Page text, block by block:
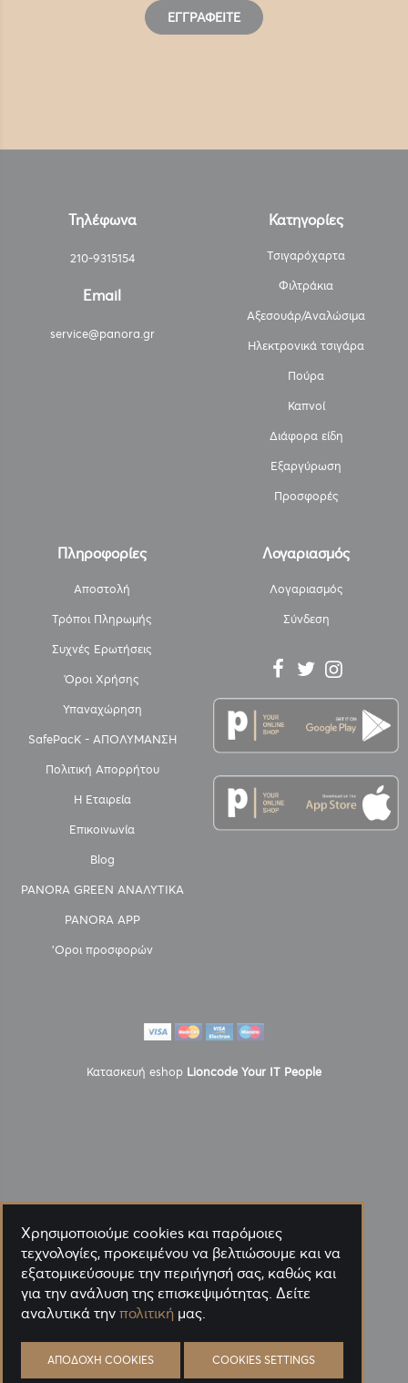
ΕΓΓΡΑΦΕΊΤΕ
Τηλέφωνα
210-9315154
Email
service@panora.gr
Κατηγορίες
Τσιγαρόχαρτα
Φιλτράκια
Αξεσουάρ/Αναλώσιμα
Ηλεκτρονικά τσιγάρα
Πούρα
Καπνοί
Διάφορα είδη
Εξαργύρωση
Προσφορές
Πληροφορίες
Αποστολή
Τρόποι Πληρωμής
Συχνές Ερωτήσεις
Όροι Χρήσης
Υπαναχώρηση
SafePacK - ΑΠΟΛΥΜΑΝΣΗ
Πολιτική Απορρήτου
Η Εταιρεία
Επικοινωνία
Blog
PANORA GREEN ΑΝΑΛΥΤΙΚΑ
PANORA APP
'Οροι προσφορών
Λογαριασμός
Λογαριασμός
Σύνδεση
Κατασκευή eshop Lioncode Your IT People
Χρησιμοποιούμε cookies και παρόμοιες
τεχνολογίες, προκειμένου να βελτιώσουμε και να
εξατομικεύσουμε την περιήγησή σας, καθώς και
για την ανάλυση της επισκεψιμότητας. Δείτε
αναλυτικά την πολιτική μας.
ΑΠΟΔΟΧΉ COOKIES COOKIES SETTINGS